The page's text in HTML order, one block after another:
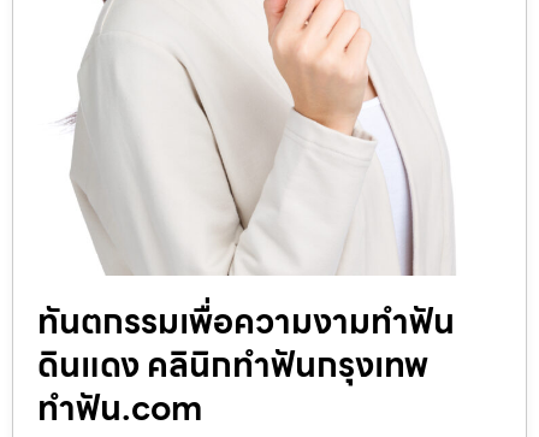
ทันตกรรมเพื่อความงามทำฟัน
ดินแดง คลินิกทำฟันกรุงเทพ
ทำฟัน.com